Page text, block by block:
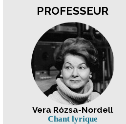
PROFESSEUR
Vera Rózsa-Nordell
Chant lyrique